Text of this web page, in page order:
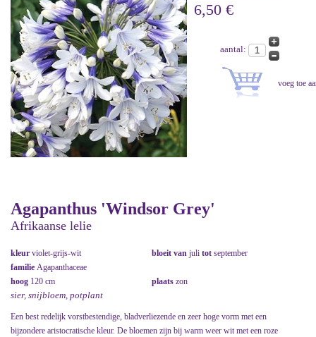
6,50 €
aantal:
Agapanthus 'Windsor Grey'
Afrikaanse lelie
kleur violet-grijs-wit bloeit van juli tot september
familie Agapanthaceae
hoog 120 cm plaats zon
sier, snijbloem, potplant
Een best redelijk vorstbestendige, bladverliezende en zeer hoge vorm met een
bijzondere aristocratische kleur. De bloemen zijn bij warm weer wit met een roze